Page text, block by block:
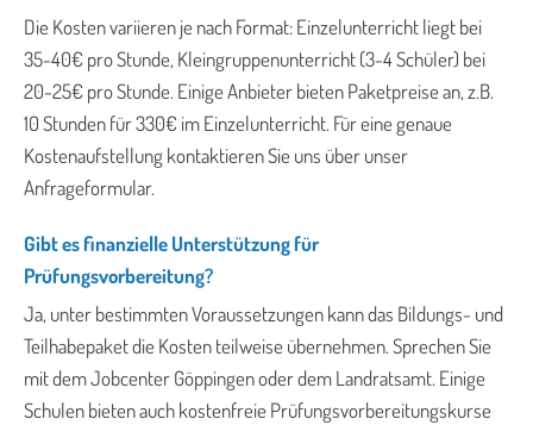
Die Kosten variieren je nach Format: Einzelunterricht liegt bei
35-40€ pro Stunde, Kleingruppenunterricht (3-4 Schüler) bei
20-25€ pro Stunde. Einige Anbieter bieten Paketpreise an, z.B.
10 Stunden für 330€ im Einzelunterricht. Für eine genaue
Kostenaufstellung kontaktieren Sie uns über unser
Anfrageformular.
Gibt es finanzielle Unterstützung für
Prüfungsvorbereitung?
Ja, unter bestimmten Voraussetzungen kann das Bildungs- und
Teilhabepaket die Kosten teilweise übernehmen. Sprechen Sie
mit dem Jobcenter Göppingen oder dem Landratsamt. Einige
Schulen bieten auch kostenfreie Prüfungsvorbereitungskurse